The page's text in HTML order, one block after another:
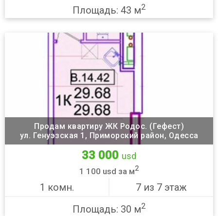
Площадь: 43 м2
Продам квартиру ЖК Родос. (Гефест)
ул. Генуэзская 1, Приморский район, Одесса
33 000 usd
1 100 usd за м2
1 комн.
7 из 7 этаж
Площадь: 30 м2